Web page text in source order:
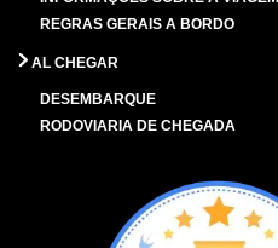
REGRAS GERAIS A BORDO
AL CHEGAR
DESEMBARQUE
RODOVIARIA DE CHEGADA